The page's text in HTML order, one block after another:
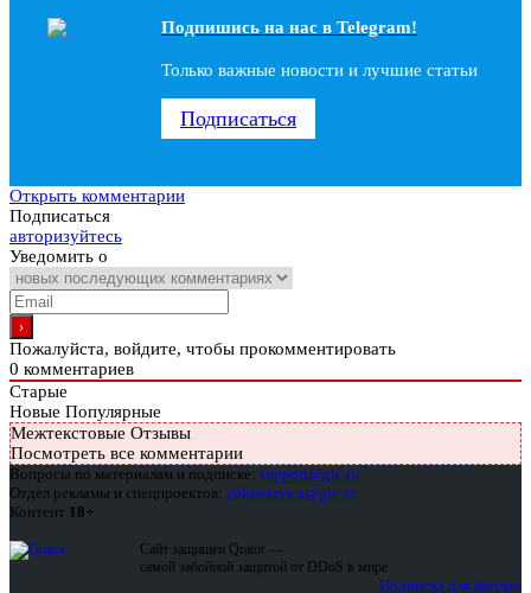
Подпишись на наc в Telegram!
Только важные новости и лучшие статьи
Подписаться
Открыть комментарии
Подписаться
авторизуйтесь
Уведомить о
Пожалуйста, войдите, чтобы прокомментировать
0 комментариев
Старые
Новые Популярные
Межтекстовые Отзывы
Посмотреть все комментарии
Вопросы по материалам и подписке: support@glc.ru
Отдел рекламы и спецпроектов: yakovleva.a@glc.ru
Контент 18+
Сайт защищен Qrator —
самой забойной защитой от DDoS в мире
Подписка для физлиц